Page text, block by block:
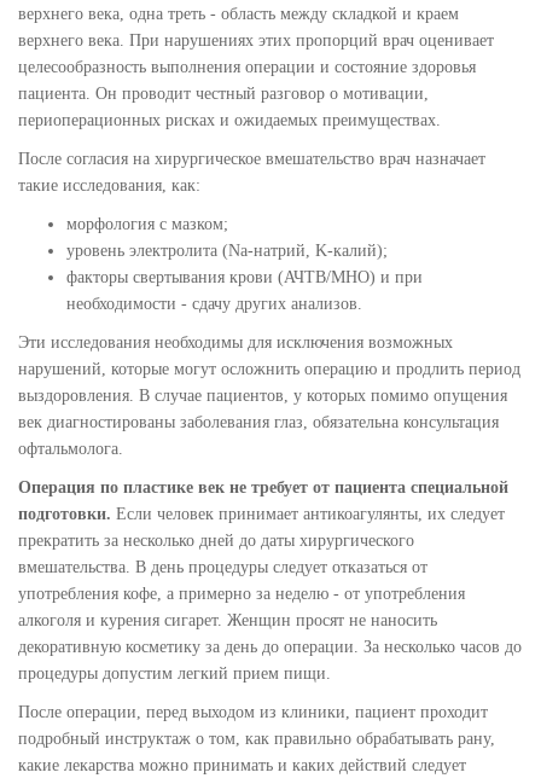
верхнего века, одна треть - область между складкой и краем
верхнего века. При нарушениях этих пропорций врач оценивает
целесообразность выполнения операции и состояние здоровья
пациента. Он проводит честный разговор о мотивации,
периоперационных рисках и ожидаемых преимуществах.
После согласия на хирургическое вмешательство врач назначает
такие исследования, как:
морфология с мазком;
уровень электролита (Na-натрий, K-калий);
факторы свертывания крови (АЧТВ/МНО) и при
необходимости - сдачу других анализов.
Эти исследования необходимы для исключения возможных
нарушений, которые могут осложнить операцию и продлить период
выздоровления. В случае пациентов, у которых помимо опущения
век диагностированы заболевания глаз, обязательна консультация
офтальмолога.
Операция по пластике век не требует от пациента специальной
подготовки. Если человек принимает антикоагулянты, их следует
прекратить за несколько дней до даты хирургического
вмешательства. В день процедуры следует отказаться от
употребления кофе, а примерно за неделю - от употребления
алкоголя и курения сигарет. Женщин просят не наносить
декоративную косметику за день до операции. За несколько часов до
процедуры допустим легкий прием пищи.
После операции, перед выходом из клиники, пациент проходит
подробный инструктаж о том, как правильно обрабатывать рану,
какие лекарства можно принимать и каких действий следует